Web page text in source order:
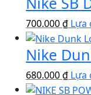
700.000₫ Lựa
Nike
680.000₫ Lựa